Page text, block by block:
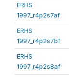
ERHS
1997_r4p2s7af
ERHS
1997_r4p2s7bf
ERHS
1997_r4p2s8af